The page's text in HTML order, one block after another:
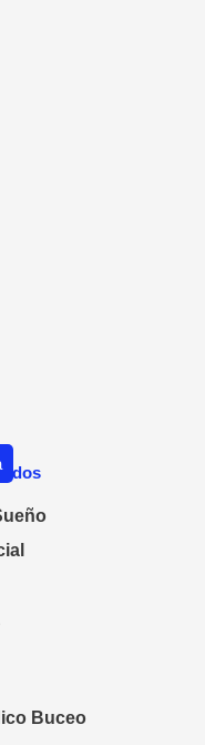
Buceo